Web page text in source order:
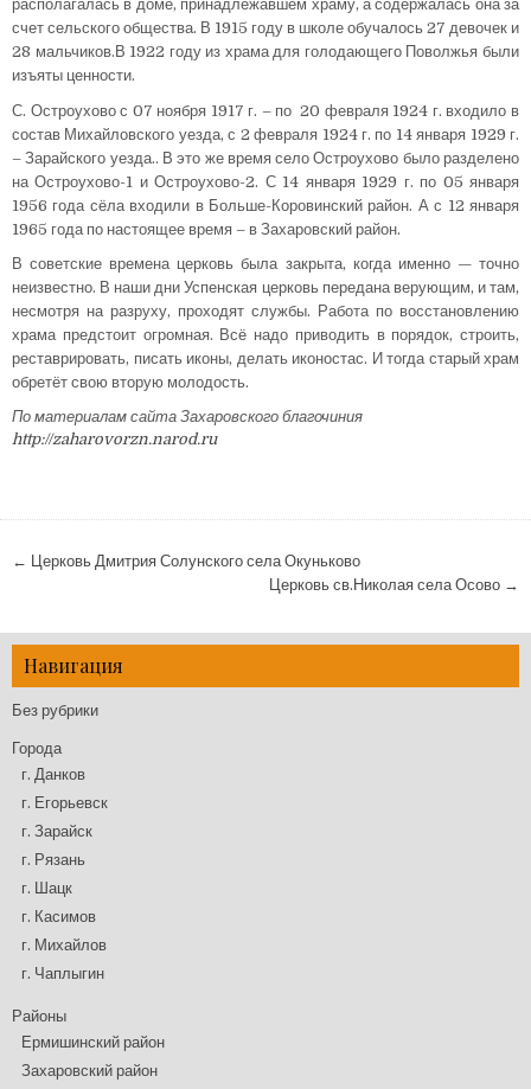
располагалась в доме, принадлежавшем храму, а содержалась она за
счет сельского общества. В 1915 году в школе обучалось 27 девочек и
28 мальчиков.В 1922 году из храма для голодающего Поволжья были
изъяты ценности.
С. Остроухово с 07 ноября 1917 г. – по 20 февраля 1924 г. входило в
состав Михайловского уезда, с 2 февраля 1924 г. по 14 января 1929 г.
– Зарайского уезда.. В это же время село Остроухово было разделено
на Остроухово-1 и Остроухово-2. С 14 января 1929 г. по 05 января
1956 года сёла входили в Больше-Коровинский район. А с 12 января
1965 года по настоящее время – в Захаровский район.
В советские времена церковь была закрыта, когда именно — точно
неизвестно. В наши дни Успенская церковь передана верующим, и там,
несмотря на разруху, проходят службы. Работа по восстановлению
храма предстоит огромная. Всё надо приводить в порядок, строить,
реставрировать, писать иконы, делать иконостас. И тогда старый храм
обретёт свою вторую молодость.
По материалам сайта Захаровского благочиния
http://zaharovorzn.narod.ru
Навигация
← Церковь Дмитрия Солунского села Окуньково
Церковь св.Николая села Осово →
Навигация
Без рубрики
Города
г. Данков
г. Егорьевск
г. Зарайск
г. Рязань
г. Шацк
г. Касимов
г. Михайлов
г. Чаплыгин
Районы
Ермишинский район
Захаровский район